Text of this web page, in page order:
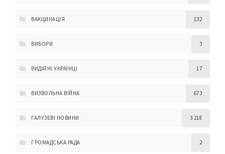
ВАКЦИНАЦІЯ 132
ВИБОРИ 3
ВИДАТНІ УКРАЇНЦІ 17
ВИЗВОЛЬНА ВІЙНА 673
ГАЛУЗЕВІ НОВИНИ 3 218
ГРОМАДСЬКА РАДА 2